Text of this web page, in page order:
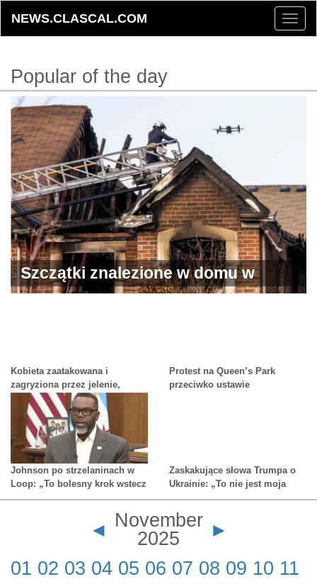
Toggle
NEWS.CLASCAL.COM
Popular of the day
Szczątki znalezione w domu w
Brampton uszkodzonym przez
Kobieta zaatakowana i
zagryziona przez jelenie,
którymi opiekowała się od lat
Protest na Queen’s Park
przeciwko ustawie
Johnson po strzelaninach w
Loop: „To bolesny krok wstecz
dla Chicago”
Zaskakujące słowa Trumpa o
Ukrainie: „To nie jest moja
ostateczna oferta"
◄ November
2025
►
01 02 03 04 05 06 07 08 09 10 11